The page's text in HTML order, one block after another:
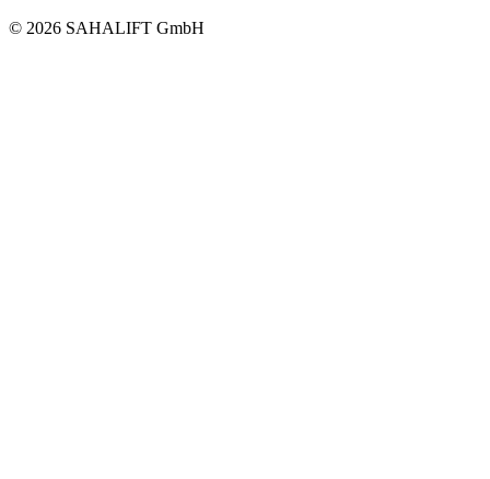
© 2026 SAHALIFT GmbH